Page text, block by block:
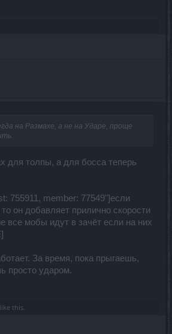
на Размахе, а не на Ударе, проще
для толпы, а для босса теперь
755911, member: 77549"]если
он добавляет прилично скорости
все мобы идут в зачёт если на них
За время, пока прыгаешь,
просто ударом.
like this.